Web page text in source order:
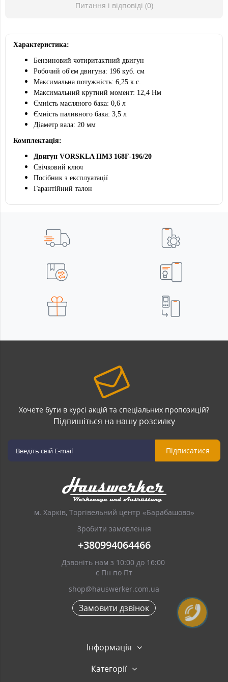
Питання і відповіді (0)
Характеристика:
Бензиновий чотиритактний двигун
Робочий об'єм двигуна: 196 куб. см
Максимальна потужність: 6,25 к.с.
Максимальний крутний момент: 12,4 Нм
Ємність масляного бака: 0,6 л
Ємність паливного бака: 3,5 л
Діаметр вала: 20 мм
Комплектація:
Двигун VORSKLA ПМЗ 168F-196/20
Свічковий ключ
Посібник з експлуатації
Гарантійний талон
Хочете бути в курсі акцій та спеціальних пропозицій?
Підпишіться на нашу розсилку
Підписатися
м. Харків, Торгівельний центр «Барабашово»
Зробити замовлення
+380994064466
Дзвоніть нам з 10:00 до 16:00
с Пн по Пт
shop@hauswerker.com.ua
Замовити дзвінок
Інформація
Категорії